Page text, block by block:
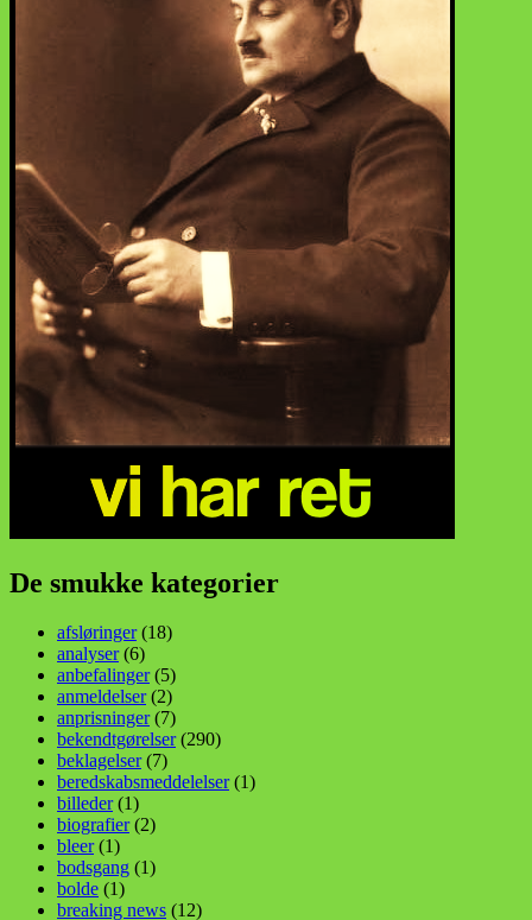
De smukke kategorier
afsløringer(18)
analyser(6)
anbefalinger(5)
anmeldelser(2)
anprisninger(7)
bekendtgørelser(290)
beklagelser(7)
beredskabsmeddelelser(1)
billeder(1)
biografier(2)
bleer(1)
bodsgang (1)
bolde (1)
breaking news (12)